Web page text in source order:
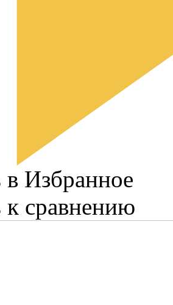
Избранное
к сравнению